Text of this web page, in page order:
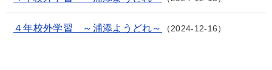
４年校外学習 ～浦添ようどれ～ 2024-12-16